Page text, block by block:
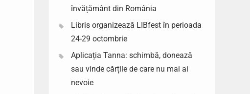
învățământ din România
Libris organizează LIBfest în perioada
24-29 octombrie
Aplicația Tanna: schimbă, donează
sau vinde cărțile de care nu mai ai
nevoie